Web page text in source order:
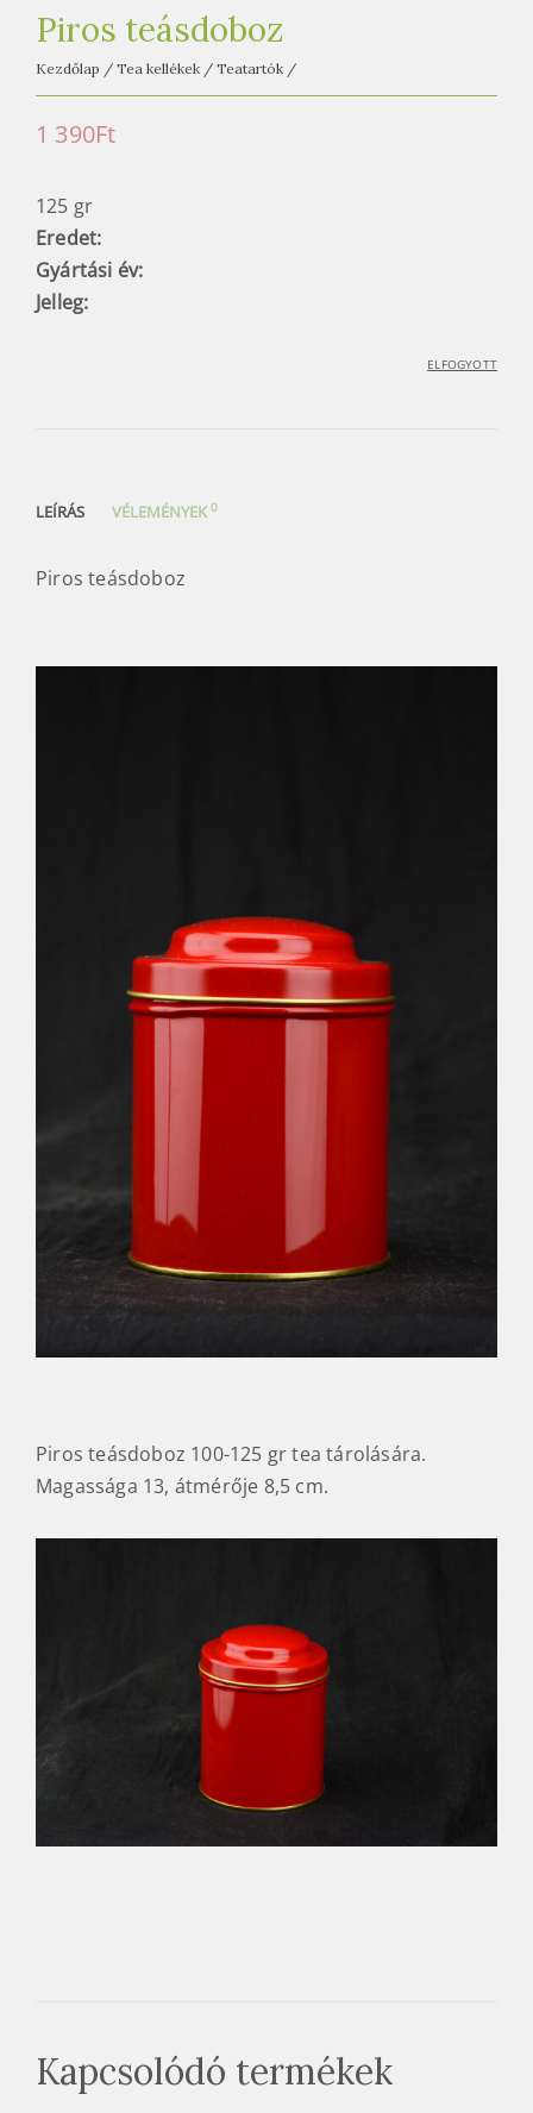
t
e
a
h
z
Piros teásdoboz
Kezdőlap / Tea kellékek / Teatartók /
1 390Ft
125 gr
Eredet:
Gyártási év:
Jelleg:
ELFOGYOTT
LEÍRÁS VÉLEMÉNYEK0
Piros teásdoboz
Piros teásdoboz 100-125 gr tea tárolására.
Magassága 13, átmérője 8,5 cm.
Kapcsolódó termékek